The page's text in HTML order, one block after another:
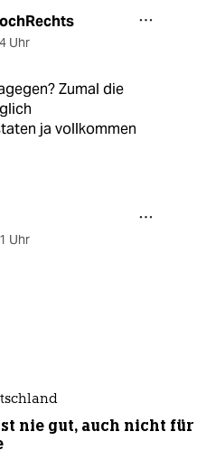
Uhr
Zumal die
ja vollkommen
Uhr
nie gut, auch nicht für